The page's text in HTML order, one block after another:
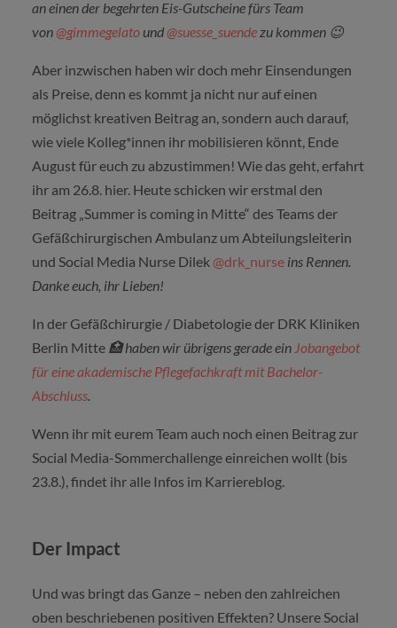
an einen der begehrten Eis-Gutscheine fürs Team
von@gimmegelatound@suesse_suendezu kommen 😉
Aber inzwischen haben wir doch mehr Einsendungen
als Preise, denn es kommt ja nicht nur auf einen
möglichst kreativen Beitrag an, sondern auch darauf,
wie viele Kolleg*innen ihr mobilisieren könnt, Ende
August für euch zu abzustimmen! Wie das geht, erfahrt
ihr am 26.8. hier. Heute schicken wir erstmal den
Beitrag „Summer is coming in Mitte“ des Teams der
Gefäßchirurgischen Ambulanz um Abteilungsleiterin
und Social Media Nurse Dilek @drk_nurseins Rennen.
Danke euch, ihr Lieben!
In der Gefäßchirurgie / Diabetologie der DRK Kliniken
Berlin Mitte 🏥haben wir übrigens gerade einJobangebot
für eine akademische Pflegefachkraft mit Bachelor-
Abschluss.
Wenn ihr mit eurem Team auch noch einen Beitrag zur
Social Media-Sommerchallenge einreichen wollt (bis
23.8.), findet ihr alle Infos im Karriereblog.
Der Impact
Und was bringt das Ganze – neben den zahlreichen
oben beschriebenen positiven Effekten? Unsere Social